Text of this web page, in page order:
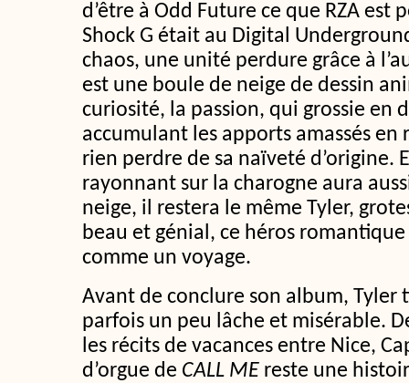
d’être à Odd Future ce que RZA est
Shock G était au Digital
chaos, une unité perdure grâce à
est une boule de neige de dessin
curiosité, la passion, qui grossie en
accumulant les apports amassés en
rien perdre de sa naïveté d’origine.
rayonnant sur la charogne aura
neige, il restera le même Tyler,
beau et génial, ce héros
comme un voyage.
Avant de conclure son album, Tyler
parfois un peu lâche et misérable.
les récits de vacances entre Nice,
d’orgue de CALL ME reste une